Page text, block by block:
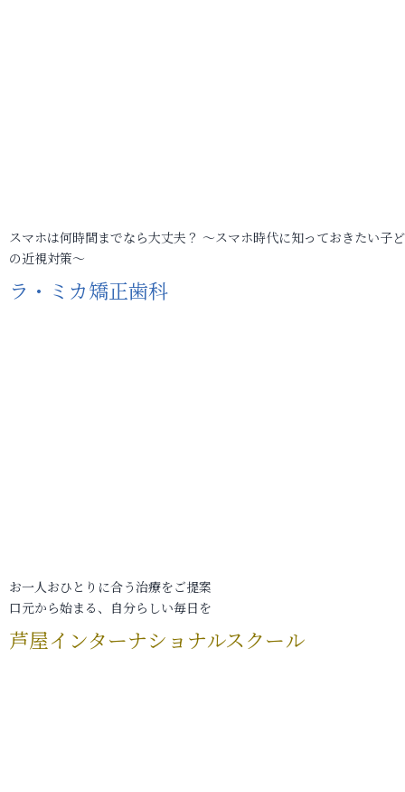
スマホは何時間までなら大丈夫？ ～スマホ時代に知っておきたい子
の近視対策～
ラ・ミカ矯正歯科
お一人おひとりに合う治療をご提案
口元から始まる、自分らしい毎日を
芦屋インターナショナルスクール